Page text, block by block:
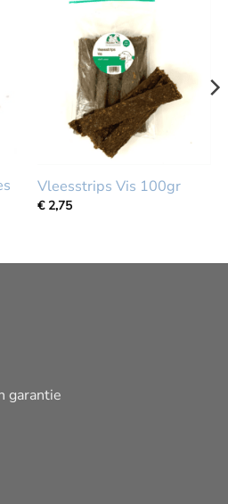
Vleesstrips Vis 100gr
€ 2,75
garantie